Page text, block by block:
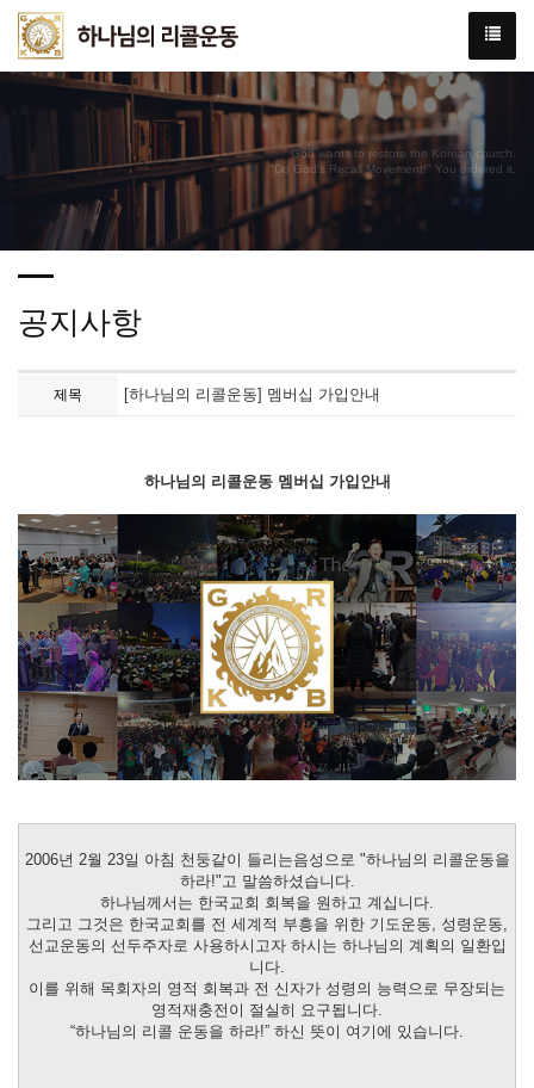
God wants to restore the Korean church.
"Do God's Recall Movement!" You ordered it.
공지사항
제목 [하나님의 리콜운동] 멤버십 가입안내
하나님의 리콜운동 멤버십 가입안내
2006년 2월 23일 아침 천둥같이 들리는음성으로 "하나님의 리콜운동을
하라!"고 말씀하셨습니다.
하나님께서는 한국교회 회복을 원하고 계십니다.
그리고 그것은 한국교회를 전 세계적 부흥을 위한 기도운동, 성령운동,
선교운동의 선두주자로 사용하시고자 하시는 하나님의 계획의 일환입
니다.
이를 위해 목회자의 영적 회복과 전 신자가 성령의 능력으로 무장되는
영적재충전이 절실히 요구됩니다.
“하나님의 리콜 운동을 하라!” 하신 뜻이 여기에 있습니다.